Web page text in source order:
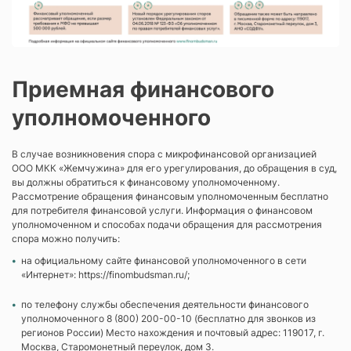
Приемная финансового
уполномоченного
В случае возникновения спора с микрофинансовой организацией
ООО МКК «Жемчужина» для его урегулирования, до обращения в суд,
вы должны обратиться к финансовому уполномоченному.
Рассмотрение обращения финансовым уполномоченным бесплатно
для потребителя финансовой услуги. Информация о финансовом
уполномоченном и способах подачи обращения для рассмотрения
спора можно получить:
на официальному сайте финансовой уполномоченного в сети
«Интернет»: https://finombudsman.ru/;
по телефону службы обеспечения деятельности финансового
уполномоченного 8 (800) 200-00-10 (бесплатно для звонков из
регионов России) Место нахождения и почтовый адрес: 119017, г.
Москва, Старомонетный переулок, дом 3.
контракту, в войсках национальной
гвардии, сотрудники спасательных
указанных в п. 6 ст. 1 Федерального
закона № 61-ФЗ «Об обороне»,
сотрудники пограничной службы,
обеспечивающие проведение СВО;
❖ лица, заключившие контракт о
добровольном содействии в
выполнении задач, возложенных на
Вооруженные Силы РФ;
❖ члены семей вышеуказанных лиц (по
своим займам, которые они оформили
в СВО / до подписания контракта
военнослужащим, членом семьи
субъектом кредитной истории —
физическим лицом, направленная на
ограничение заключения с ним
исключением договоров
потребительского займа, обязательства
заемщика по которым обеспечены
средства, и договоров основного
образовательного кредита.
Установление запрета/снятие запрета:
для установления запрета (снятия
запрета) субъект кредитной истории —
физическое лицо вправе бесплатно
любое количество раз подать во все
квалифицированные бюро кредитных
историй через многофункциональный
центр предоставления государственных